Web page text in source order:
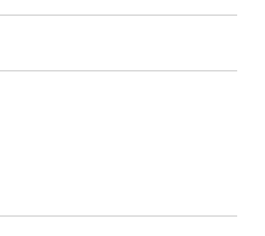
一覧 発電事業